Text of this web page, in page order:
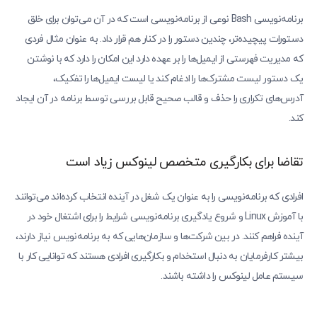
برنامه‌نویسی Bash نوعی از برنامه‌نویسی است که در آن می‌توان برای خلق
دستورات پیچیده‌تر، چندین دستور را در کنار هم قرار داد. به عنوان مثال فردی
که مدیریت فهرستی از ایمیل‌ها را بر عهده دارد این امکان را دارد که با نوشتن
یک دستور لیست مشترک‌ها را ادغام کند یا لیست ایمیل‌ها را تفکیک،
آدرس‌های تکراری را حذف و قالب صحیح قابل بررسی توسط برنامه در آن ایجاد
کند.
تقاضا برای بکارگیری متخصص لینوکس زیاد است
افرادی که برنامه‌نویسی را به عنوان یک شغل در آینده انتخاب کرده‌اند می‌توانند
با آموزش Linux و شروع یادگیری برنامه‌نویسی شرایط را برای اشتغال خود در
آینده فراهم کنند. در بین شرکت‌ها و سازمان‌هایی که به برنامه‌نویس نیاز دارند،
بیشتر کارفرمایان به دنبال استخدام و بکارگیری افرادی هستند که توانایی کار با
سیستم عامل لینوکس را داشته باشند.